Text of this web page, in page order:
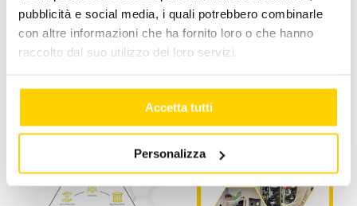
pubblicità e social media, i quali potrebbero combinarle
con altre informazioni che ha fornito loro o che hanno
raccolto dal suo utilizzo dei loro servizi.
Accetta tutti
Personalizza
Facebook
X LinkedInWhatsApp
PinterestEmail
Post correlati